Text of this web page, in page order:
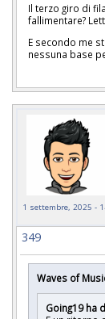
Il terzo giro di
fallimentare?
E secondo me
nessuna base
1 settembre, 2025 -
349
Waves of
Going19 ha